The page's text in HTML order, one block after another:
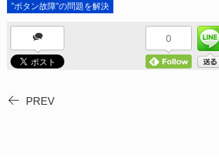
”ボタン故障”の問題を解決
0
PREV